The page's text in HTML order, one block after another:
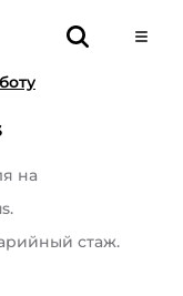
на
стаж.